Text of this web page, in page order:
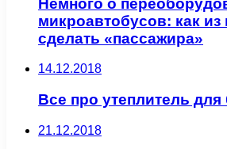
Немного о
микроавтобусов: как из
сделать «пассажира»
14.12.2018
Все про утеплитель для
21.12.2018